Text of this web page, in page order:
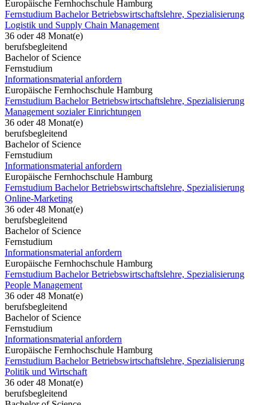
Europäische Fernhochschule Hamburg
Fernstudium Bachelor Betriebswirtschaftslehre, Spezialisierung
Logistik und Supply Chain Management
36 oder 48 Monat(e)
berufsbegleitend
Bachelor of Science
Fernstudium
Informationsmaterial anfordern
Europäische Fernhochschule Hamburg
Fernstudium Bachelor Betriebswirtschaftslehre, Spezialisierung
Management sozialer Einrichtungen
36 oder 48 Monat(e)
berufsbegleitend
Bachelor of Science
Fernstudium
Informationsmaterial anfordern
Europäische Fernhochschule Hamburg
Fernstudium Bachelor Betriebswirtschaftslehre, Spezialisierung
Online-Marketing
36 oder 48 Monat(e)
berufsbegleitend
Bachelor of Science
Fernstudium
Informationsmaterial anfordern
Europäische Fernhochschule Hamburg
Fernstudium Bachelor Betriebswirtschaftslehre, Spezialisierung
People Management
36 oder 48 Monat(e)
berufsbegleitend
Bachelor of Science
Fernstudium
Informationsmaterial anfordern
Europäische Fernhochschule Hamburg
Fernstudium Bachelor Betriebswirtschaftslehre, Spezialisierung
Politik und Wirtschaft
36 oder 48 Monat(e)
berufsbegleitend